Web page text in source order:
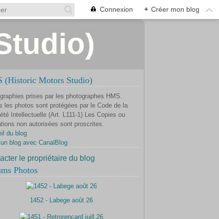
Connexion + Créer mon blog
(Historic Motors Studio)
prises par les photographes HMS.
les photos sont protégées par le Code de la
Intellectuelle (Art. L111-1) Les Copies ou
non autorisées sont proscrites.
du blog
blog avec CanalBlog
le propriétaire du blog
Photos
1452 - Labege août 26